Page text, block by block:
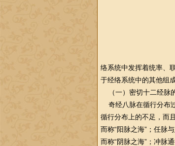
络系统中发挥着统率、
于经络系统中的其他组
（一）密切十二经脉
奇经八脉在循行分布
循行分布上的不足，而
而称“阳脉之海”；任脉
而称“阴脉之海”；冲脉